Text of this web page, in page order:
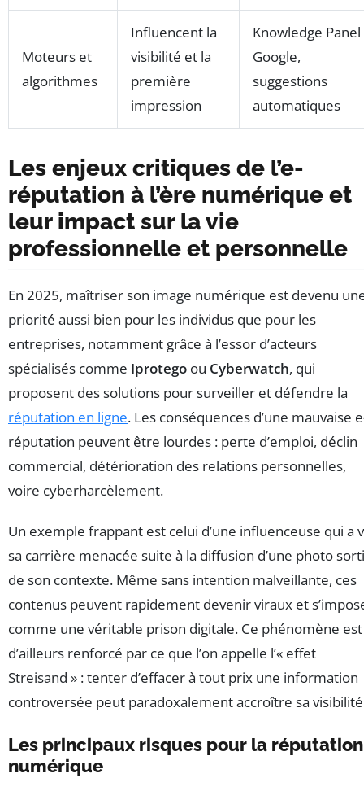
Moteurs et
algorithmes
Influencent la
visibilité et la
première
impression
Knowledge Panel
Google,
suggestions
automatiques
Les enjeux critiques de l’e-
réputation à l’ère numérique et
leur impact sur la vie
professionnelle et personnelle
En 2025, maîtriser son image numérique est devenu
priorité aussi bien pour les individus que pour les
entreprises, notamment grâce à l’essor d’acteurs
spécialisés comme Iprotego ou Cyberwatch, qui
proposent des solutions pour surveiller et défendre la
réputation en ligne. Les conséquences d’une mauvaise
réputation peuvent être lourdes : perte d’emploi, déclin
commercial, détérioration des relations personnelles,
voire cyberharcèlement.
Un exemple frappant est celui d’une influenceuse qui a
sa carrière menacée suite à la diffusion d’une photo
de son contexte. Même sans intention malveillante, ces
contenus peuvent rapidement devenir viraux et
comme une véritable prison digitale. Ce phénomène est
d’ailleurs renforcé par ce que l’on appelle l’« effet
Streisand » : tenter d’effacer à tout prix une information
controversée peut paradoxalement accroître sa
Les principaux risques pour la réputation
numérique